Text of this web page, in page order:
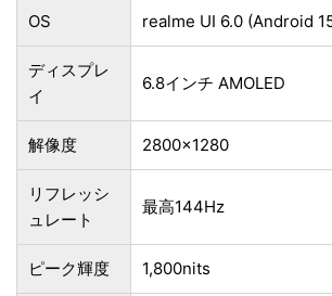
OS realme UI 6.0 (Android
ディスプレ
イ
6.8インチ AMOLED
解像度 2800×1280
リフレッシ
ュレート
最高144Hz
ピーク輝度 1,800nits